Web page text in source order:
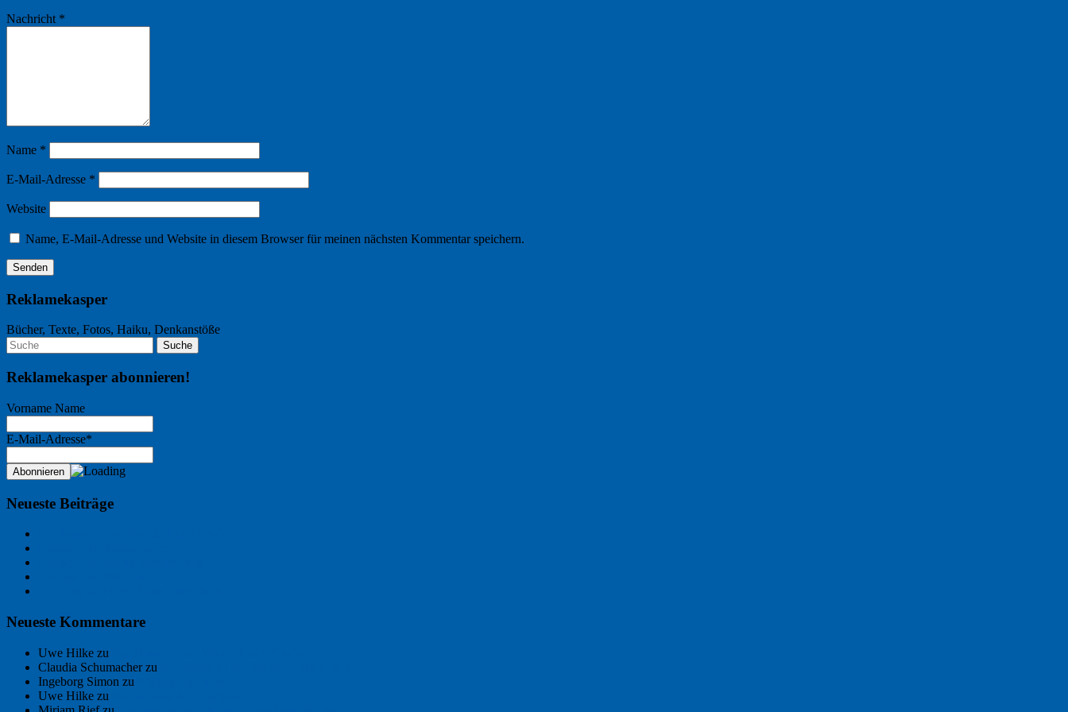
Nachricht *
Name *
E-Mail-Adresse *
Website
Name, E-Mail-Adresse und Website in diesem Browser für meinen nächsten Kommentar speichern.
Reklamekasper
Bücher, Texte, Fotos, Haiku, Denkanstöße
Reklamekasper abonnieren!
Vorname Name
E-Mail-Adresse*
Neueste Beiträge
Neueste Kommentare
Uwe Hilke zu
Claudia Schumacherzu
Ingeborg Simon zu
Uwe Hilke zu